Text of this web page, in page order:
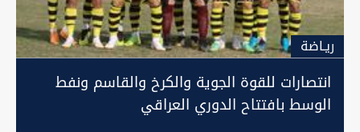
ريـاضة
انتصارات للقوة الجوية والكرخ والقاسم ونفط
الوسط بافتتاح الدوري العراقي